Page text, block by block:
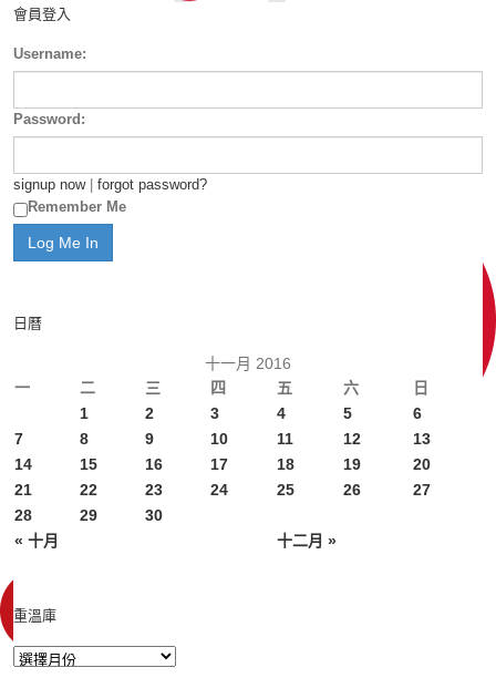
會員登入
Username:
Password:
signup now| forgot password?
Remember Me
日曆
十一月 2016
一
二 三 四 五 六 日
« 十月 十二月 »
1 2 3 4 5
6
7
8 9 10 11 12
13
14
15 16 17 18 19
20
21
22 23 24 25 26
27
28
29 30
重溫庫